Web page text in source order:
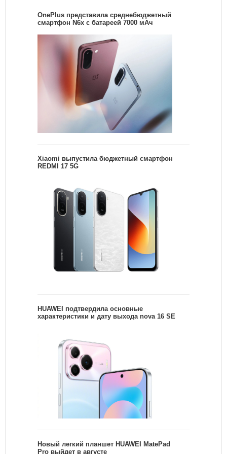
OnePlus представила среднебюджетный
смартфон N6x с батареей 7000 мАч
Xiaomi выпустила бюджетный смартфон
REDMI 17 5G
HUAWEI подтвердила основные
характеристики и дату выхода nova 16 SE
Новый легкий планшет HUAWEI MatePad
Pro выйдет в августе